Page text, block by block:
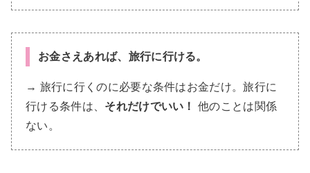
お金さえあれば、旅行に行ける。
→ 旅行に行くのに必要な条件はお金だけ。旅行に
行ける条件は、 それだけでいい！
他のことは関係
ない。